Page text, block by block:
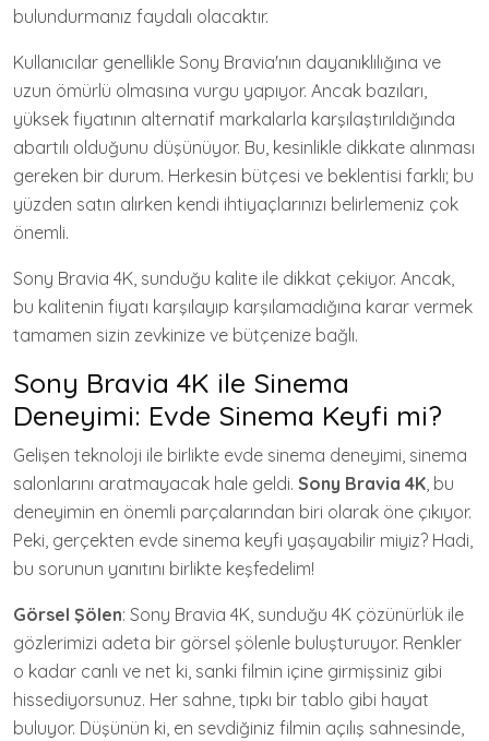
bulundurmanız faydalı olacaktır.
Kullanıcılar genellikle Sony Bravia'nın dayanıklılığına ve
uzun ömürlü olmasına vurgu yapıyor. Ancak bazıları,
yüksek fiyatının alternatif markalarla karşılaştırıldığında
abartılı olduğunu düşünüyor. Bu, kesinlikle dikkate alınması
gereken bir durum. Herkesin bütçesi ve beklentisi farklı; bu
yüzden satın alırken kendi ihtiyaçlarınızı belirlemeniz çok
önemli.
Sony Bravia 4K, sunduğu kalite ile dikkat çekiyor. Ancak,
bu kalitenin fiyatı karşılayıp karşılamadığına karar vermek
tamamen sizin zevkinize ve bütçenize bağlı.
Sony Bravia 4K ile Sinema
Deneyimi: Evde Sinema Keyfi mi?
Gelişen teknoloji ile birlikte evde sinema deneyimi, sinema
salonlarını aratmayacak hale geldi. Sony Bravia 4K, bu
deneyimin en önemli parçalarından biri olarak öne çıkıyor.
Peki, gerçekten evde sinema keyfi yaşayabilir miyiz? Hadi,
bu sorunun yanıtını birlikte keşfedelim!
Görsel Şölen: Sony Bravia 4K, sunduğu 4K çözünürlük ile
gözlerimizi adeta bir görsel şölenle buluşturuyor. Renkler
o kadar canlı ve net ki, sanki filmin içine girmişsiniz gibi
hissediyorsunuz. Her sahne, tıpkı bir tablo gibi hayat
buluyor. Düşünün ki, en sevdiğiniz filmin açılış sahnesinde,